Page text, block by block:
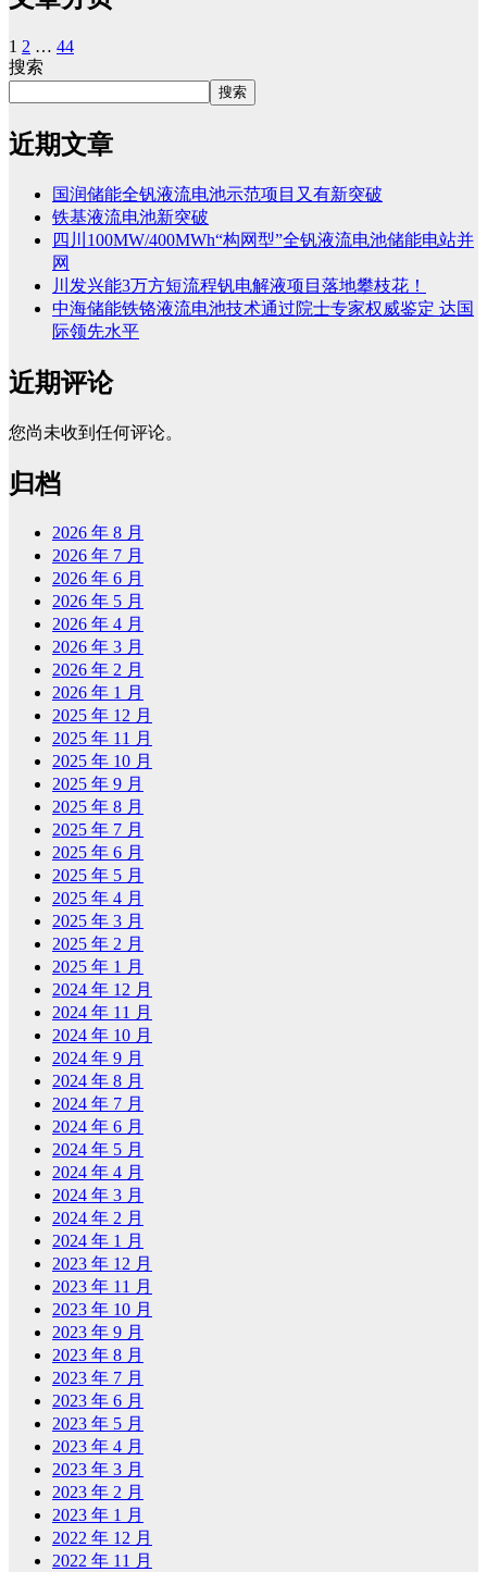
1 2 … 44
搜索
搜索
近期文章
国润储能全钒液流电池示范项目又有新突破
铁基液流电池新突破
四川100MW/400MWh“构网型”全钒液流电池储能电站并
网
川发兴能3万方短流程钒电解液项目落地攀枝花！
中海储能铁铬液流电池技术通过院士专家权威鉴定 达国
际领先水平
近期评论
您尚未收到任何评论。
归档
2026 年 8 月
2026 年 7 月
2026 年 6 月
2026 年 5 月
2026 年 4 月
2026 年 3 月
2026 年 2 月
2026 年 1 月
2025 年 12 月
2025 年 11 月
2025 年 10 月
2025 年 9 月
2025 年 8 月
2025 年 7 月
2025 年 6 月
2025 年 5 月
2025 年 4 月
2025 年 3 月
2025 年 2 月
2025 年 1 月
2024 年 12 月
2024 年 11 月
2024 年 10 月
2024 年 9 月
2024 年 8 月
2024 年 7 月
2024 年 6 月
2024 年 5 月
2024 年 4 月
2024 年 3 月
2024 年 2 月
2024 年 1 月
2023 年 12 月
2023 年 11 月
2023 年 10 月
2023 年 9 月
2023 年 8 月
2023 年 7 月
2023 年 6 月
2023 年 5 月
2023 年 4 月
2023 年 3 月
2023 年 2 月
2023 年 1 月
2022 年 12 月
2022 年 11 月